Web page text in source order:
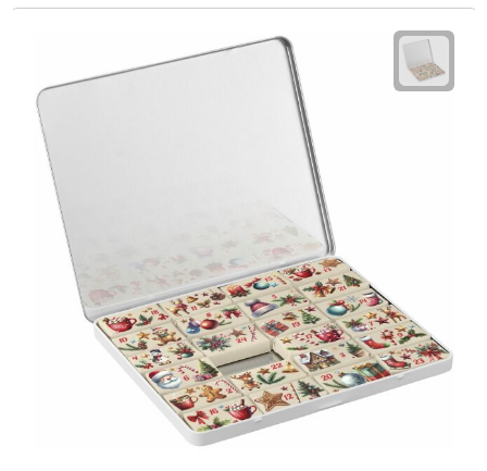
Dubbelwandige glazen
Bierglazen
Champagneglazen
Cocktailglazen
Wijnglazen
Koffieglazen
Theeglazen
Kopjes & Mokken